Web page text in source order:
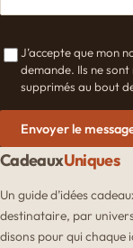
J’accepte que mon
demande. Ils ne sont
supprimés au bout
Envoyer le
CadeauxUniques
Un guide d’idées
destinataire, par
disons pour qui chaque